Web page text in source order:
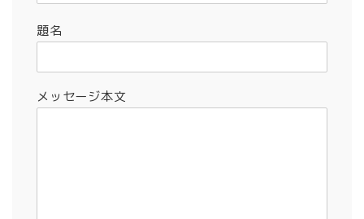
題名
メッセージ本文